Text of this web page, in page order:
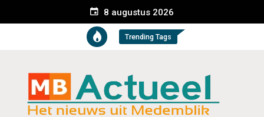
8 augustus 2026
Trending Tags